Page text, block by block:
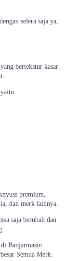
selera saja ya,
bertekstur kasar
:
premium,
dan merk lainnya.
saja berubah dan
Banjarmasin
Semua Merk.